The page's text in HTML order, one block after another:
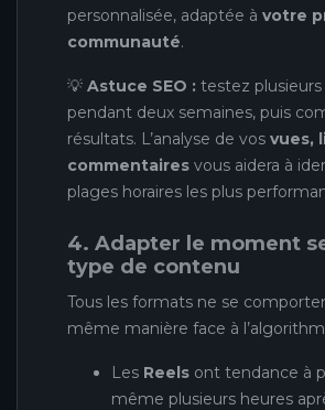
personnalisée, adaptée à votre
communauté.
💡 Astuce SEO : testez
pendant deux semaines, puis
résultats. L’analyse de vos vues,
commentaires vous aidera à
plages horaires les plus
4. Adapter le moment
type de contenu
Tous les formats ne se
même manière face à
Les Reels ont tendance à
même plusieurs heures